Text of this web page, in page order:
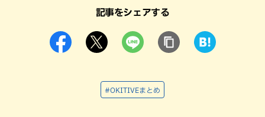
記事をシェアする
#OKITIVEまとめ